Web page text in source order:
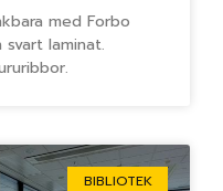
med Forbo
laminat.
BIBLIOTEK